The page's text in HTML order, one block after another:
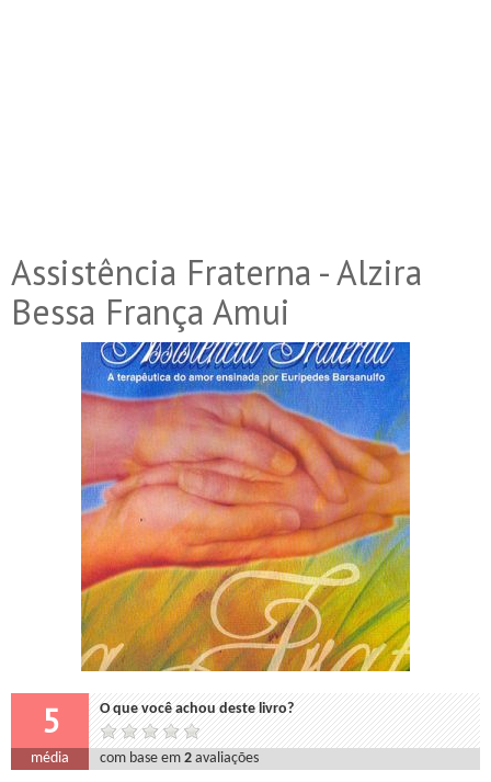
Assistência Fraterna - Alzira
Bessa França Amui
5 O que você achou deste livro?
média com base em2 avaliações